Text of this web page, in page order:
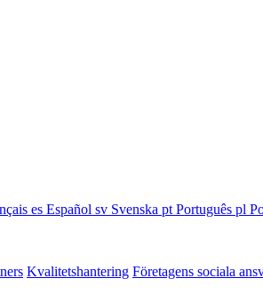
es Español sv Svenska pt Português pl
Kvalitetshantering Företagens sociala